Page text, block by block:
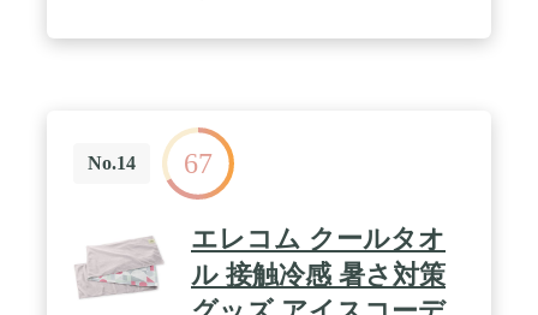
No.14 67
エレコム クールタオ
ル 接触冷感 暑さ対策